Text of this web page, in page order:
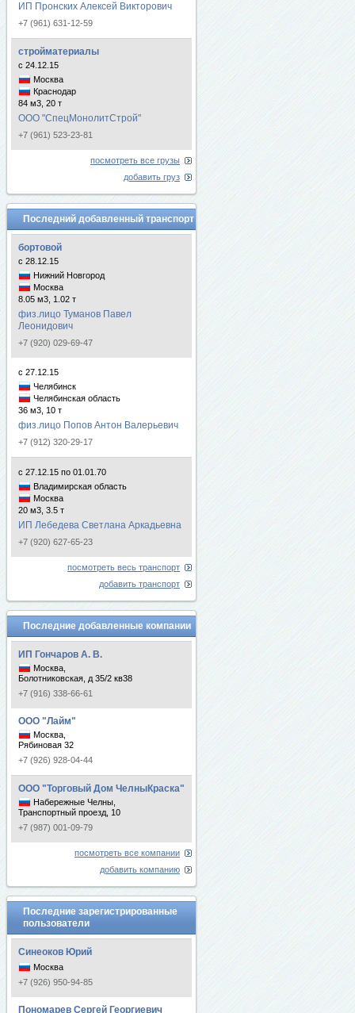
ИП Пронских Алексей Викторович
+7 (961) 631-12-59
стройматериалы
с 24.12.15
Москва
Краснодар
84 м3, 20 т
ООО "СпецМонолитСтрой"
+7 (961) 523-23-81
посмотреть все грузы
добавить груз
Последний добавленный транспорт
бортовой
с 28.12.15
Нижний Новгород
Москва
8.05 м3, 1.02 т
физ.лицо Туманов Павел
Леонидович
+7 (920) 029-69-47
с 27.12.15
Челябинск
Челябинская область
36 м3, 10 т
физ.лицо Попов Антон Валерьевич
+7 (912) 320-29-17
с 27.12.15 по 01.01.70
Владимирская область
Москва
20 м3, 3.5 т
ИП Лебедева Светлана Аркадьевна
+7 (920) 627-65-23
посмотреть весь транспорт
добавить транспорт
Последние добавленные компании
ИП Гончаров А. В.
Москва,
Болотниковская, д 35/2 кв38
+7 (916) 338-66-61
ООО "Лайм"
Москва,
Рябиновая 32
+7 (926) 928-04-44
ООО "Торговый Дом ЧелныКраска"
Набережные Челны,
Транспортный проезд, 10
+7 (987) 001-09-79
посмотреть все компании
добавить компанию
Последние зарегистрированные
пользователи
Синеоков Юрий
Москва
+7 (926) 950-94-85
Пономарев Сергей Георгиевич